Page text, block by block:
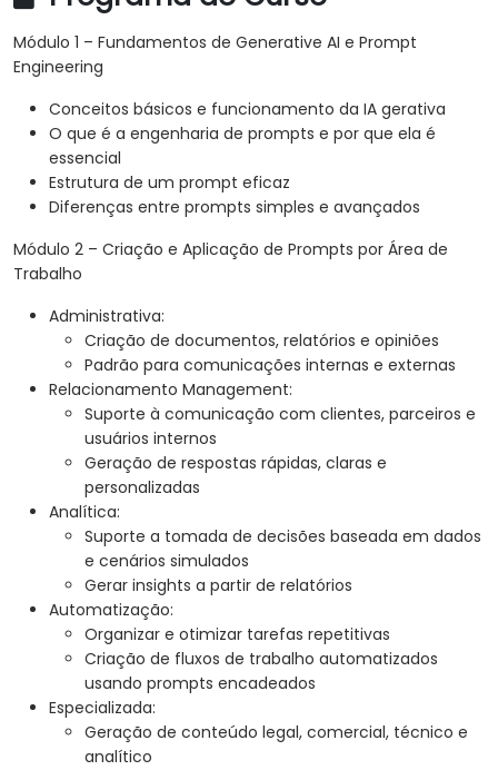
Módulo 1 – Fundamentos de Generative AI e Prompt
Engineering
Conceitos básicos e funcionamento da IA gerativa
O que é a engenharia de prompts e por que ela é
essencial
Estrutura de um prompt eficaz
Diferenças entre prompts simples e avançados
Módulo 2 – Criação e Aplicação de Prompts por Área de
Trabalho
Administrativa:
Criação de documentos, relatórios e opiniões
Padrão para comunicações internas e externas
Relacionamento Management:
Suporte à comunicação com clientes, parceiros e
usuários internos
Geração de respostas rápidas, claras e
personalizadas
Analítica:
Suporte a tomada de decisões baseada em dados
e cenários simulados
Gerar insights a partir de relatórios
Automatização:
Organizar e otimizar tarefas repetitivas
Criação de fluxos de trabalho automatizados
usando prompts encadeados
Especializada:
Geração de conteúdo legal, comercial, técnico e
analítico